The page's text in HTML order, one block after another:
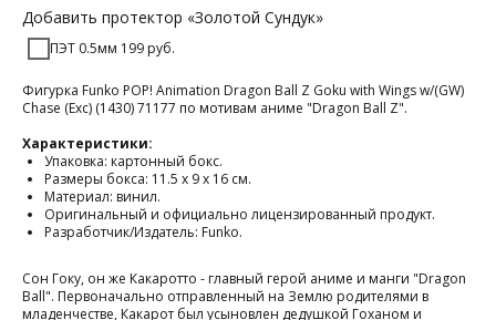
Добавить протектор «Золотой Сундук»
ПЭТ 0.5мм 199 руб.
Фигурка Funko POP! Animation Dragon Ball Z Goku with Wings w/(GW)
Chase (Exc) (1430) 71177 по мотивам аниме "Dragon Ball Z".
Характеристики:
Упаковка: картонный бокс.
Размеры бокса: 11.5 х 9 х 16 см.
Материал: винил.
Оригинальный и официально лицензированный продукт.
Разработчик/Издатель: Funko.
Сон Гоку, он же Какаротто - главный герой аниме и манги "Dragon
Ball". Первоначально отправленный на Землю родителями в
младенчестве, Какарот был усыновлен дедушкой Гоханом и